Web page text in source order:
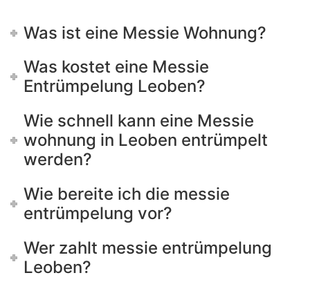
Was ist eine Messie Wohnung?
Was kostet eine Messie
Entrümpelung Leoben?
Wie schnell kann eine Messie
wohnung in Leoben entrümpelt
werden?
Wie bereite ich die messie
entrümpelung vor?
Wer zahlt messie entrümpelung
Leoben?